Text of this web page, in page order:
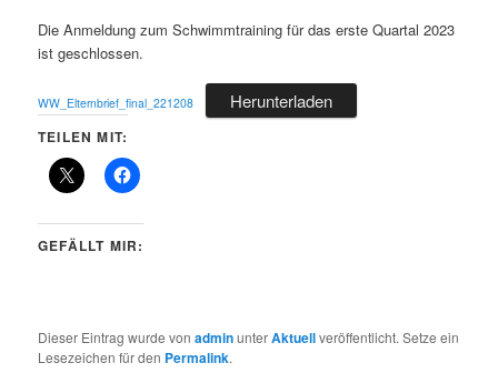
Die Anmeldung zum Schwimmtraining für das erste Quartal 2023
ist geschlossen.
WW_Elternbrief_final_221208 Herunterladen
TEILEN MIT:
GEFÄLLT MIR:
Dieser Eintrag wurde vonadminunterAktuellveröffentlicht. Setze ein
Lesezeichen für den Permalink.